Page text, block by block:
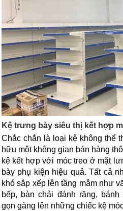
Kệ trưng bày siêu thị kết hợp
Chắc chắn là loại kệ không thể
hữu một không gian bán hàng
kệ kết hợp với móc treo ở mặt
bày phụ kiện hiệu quả. Tất cả
khó sắp xếp lên tầng mâm như
bếp, bàn chải đánh răng,
gọn gàng lên những chiếc kệ